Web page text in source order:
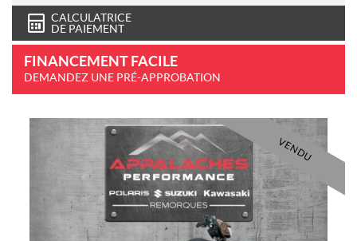
CALCULATRICE
DE PAIEMENT
FINANCEMENT FACILE
DEMANDEZ UNE PRÉ-APPROBATION
VENDU